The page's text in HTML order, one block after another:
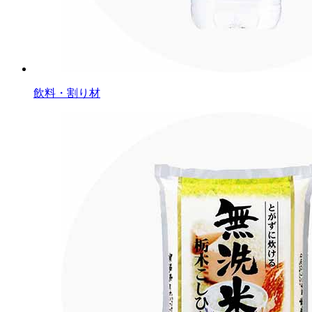
飲料・割り材